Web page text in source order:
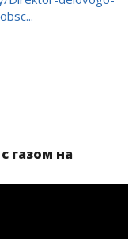
газом на